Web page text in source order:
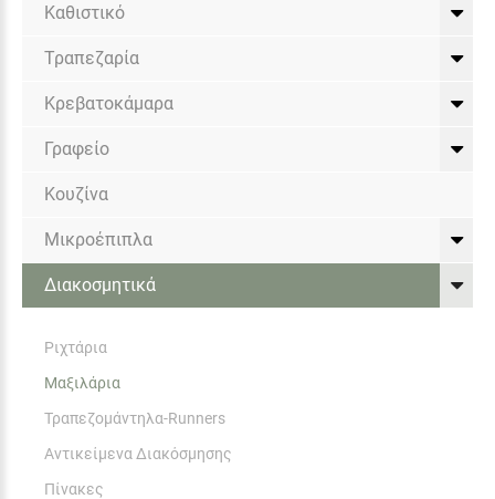
Καθιστικό
Τραπεζαρία
Κρεβατοκάμαρα
Γραφείο
Κουζίνα
Μικροέπιπλα
Διακοσμητικά
Ριχτάρια
Μαξιλάρια
Τραπεζομάντηλα-Runners
Αντικείμενα Διακόσμησης
Πίνακες